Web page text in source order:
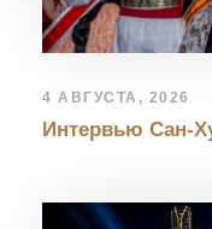
4 АВГУСТА, 2026
Интервью Сан-